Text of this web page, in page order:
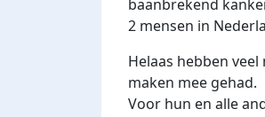
baanbrekend
2 mensen in
Helaas hebben
maken mee gehad.
Voor hun en alle